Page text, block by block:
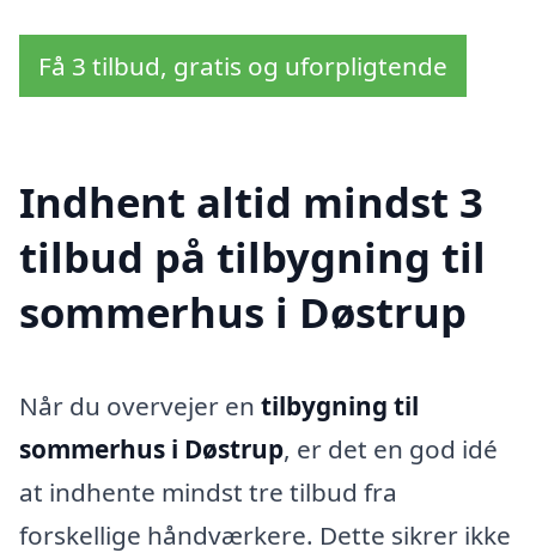
Få 3 tilbud, gratis og uforpligtende
Indhent altid mindst 3
tilbud på tilbygning til
sommerhus i Døstrup
Når du overvejer en tilbygning til
sommerhus i Døstrup, er det en god idé
at indhente mindst tre tilbud fra
forskellige håndværkere. Dette sikrer ikke